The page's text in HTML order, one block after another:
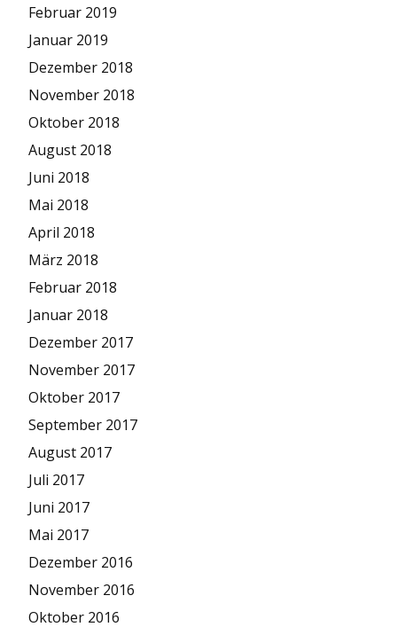
Februar 2019
Januar 2019
Dezember 2018
November 2018
Oktober 2018
August 2018
Juni 2018
Mai 2018
April 2018
März 2018
Februar 2018
Januar 2018
Dezember 2017
November 2017
Oktober 2017
September 2017
August 2017
Juli 2017
Juni 2017
Mai 2017
Dezember 2016
November 2016
Oktober 2016